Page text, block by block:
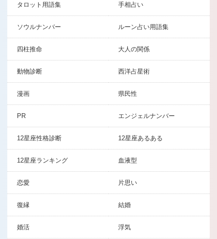
タロット用語集 手相占い
ソウルナンバー ルーン占い用語集
四柱推命 大人の関係
動物診断 西洋占星術
漫画 県民性
PR エンジェルナンバー
12星座性格診断 12星座あるある
12星座ランキング 血液型
恋愛 片思い
復縁 結婚
婚活 浮気